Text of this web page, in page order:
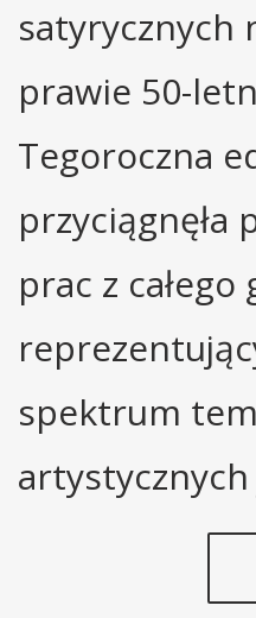
satyrycznych
prawie 50-
Tegoroczna
przyciągnęła
prac z całego
spektrum
artystycznych